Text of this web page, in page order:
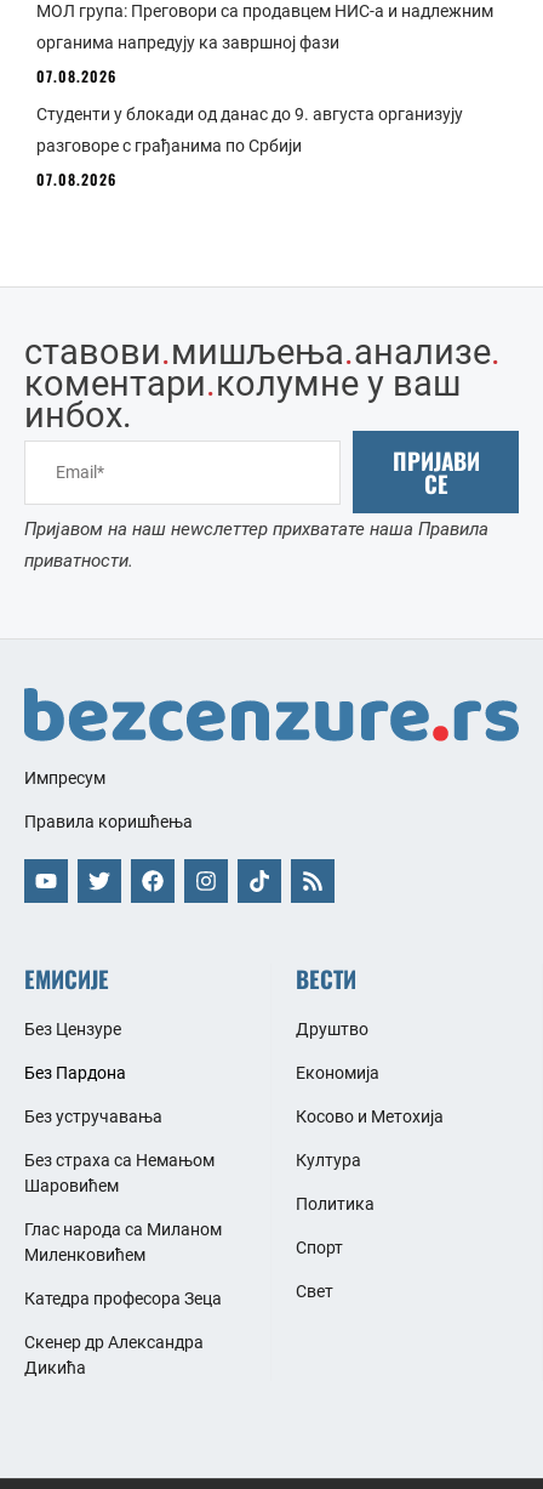
МОЛ група: Преговори са продавцем НИС-а и надлежним
органима напредују ка завршној фази
07.08.2026
Студенти у блокади од данас до 9. августа организују
разговоре с грађанима по Србији
07.08.2026
ставови.мишљења.анализе.
коментари.колумне у ваш
инбоx.
ПРИЈАВИ
СЕ
Пријавом на наш неwслеттер прихватате наша Правила
приватности.
Импресум
Правила коришћења
ЕМИСИЈЕ
Без Цензуре
Без Пардона
Без устручавања
Без страха са Немањом
Шаровићем
Глас народа са Миланом
Миленковићем
Катедра професора Зеца
Скенер др Александра
Дикића
ВЕСТИ
Друштво
Економија
Косово и Метохија
Култура
Политика
Спорт
Свет